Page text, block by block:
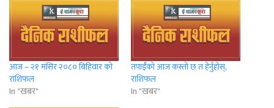
आज – २१ मंसिर २०८० बिहिवार को
राशिफल
In "खबर"
तपाईँको आज कस्तो छ त हेर्नुहोस्,
राशिफल
In "खबर"